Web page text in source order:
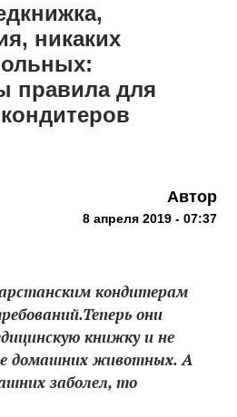
никаких
правила для
Автор
8 апреля 2019 - 07:37
кондитерам
они
книжку и не
домашних животных. А
заболел, то